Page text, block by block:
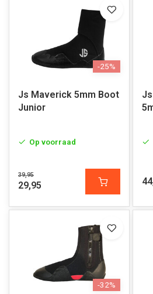
-25%
Js Maverick 5mm Boot
Junior
Op voorraad
39,95
29,95
-32%